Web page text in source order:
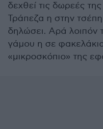
δεχθεί τις δωρεές
Τράπεζα η στην
δηλώσει. Αρά λοιπόν
γάμου η σε
«μικροσκόπιο» της